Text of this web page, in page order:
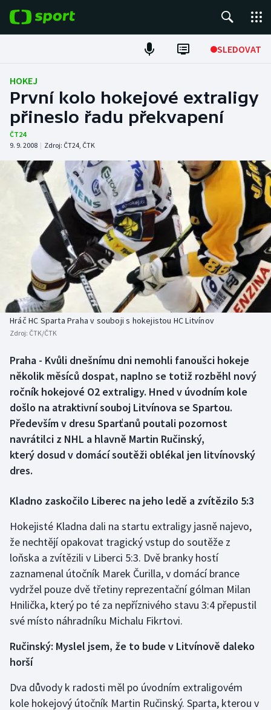
SLEDOVAT
Fotbal
Hokej
Tenis
Atletika
Cyklistika
DALŠÍ SPORTY
Americký fotbal
Baseball a softbal
Basketbal
Biatlon
Boby a skeleton
Box
Curling
Dostihy
Golf
Gymnastika
Házená
Judo
Krasobruslení
NEPŘEHLÉDNĚTE
Soutěže
Historické návraty
Aplikace ČT sport
AZ kvíz
HOKEJ
První kolo hokejové extraligy
přineslo řadu překvapení
ČT24
9. 9. 2008 | Zdroj: ČT24, ČTK
Hráč HC Sparta Praha v souboji s hokejistou HC Litvínov
Zdroj: ČTK/ČTK
Praha - Kvůli dnešnímu dni nemohli fanoušci hokeje
několik měsíců dospat, naplno se totiž rozběhl nový
ročník hokejové O2 extraligy. Hned v úvodním kole
došlo na atraktivní souboj Litvínova se Spartou.
Především v dresu Sparťanů poutali pozornost
navrátilci z NHL a hlavně Martin Ručinský,
který dosud v domácí soutěži oblékal jen litvínovský
dres.
Kladno zaskočilo Liberec na jeho ledě a zvítězilo 5:3
Hokejisté Kladna dali na startu extraligy jasně najevo,
že nechtějí opakovat tragický vstup do soutěže z
loňska a zvítězili v Liberci 5:3. Dvě branky hostí
zaznamenal útočník Marek Čurilla, v domácí brance
vydržel pouze dvě třetiny reprezentační gólman Milan
Hnilička, který po té za nepříznivého stavu 3:4 přepustil
své místo náhradníku Michalu Fikrtovi.
Ručinský: Myslel jsem, že to bude v Litvínově daleko
horší
Dva důvody k radosti měl po úvodním extraligovém
kole hokejový útočník Martin Ručinský. Sparta, kterou v